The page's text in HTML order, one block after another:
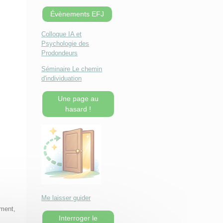
Évènements EFJ
Colloque IA et
Psychologie des
Prodondeurs
Séminaire Le chemin
d'individuation
Une page au
hasard !
Me laisser guider
Interroger le